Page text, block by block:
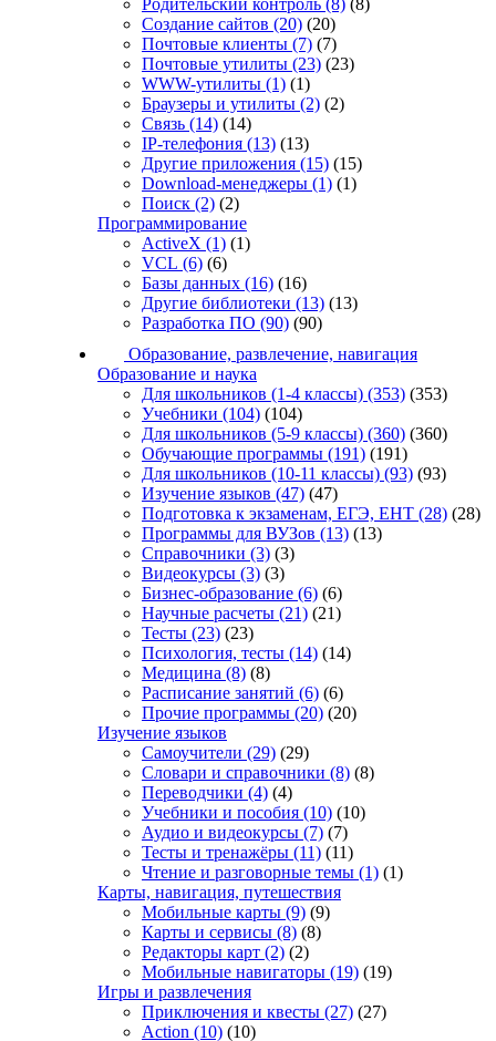
Создание сайтов (20) (20)
Почтовые клиенты (7) (7)
Почтовые утилиты (23) (23)
WWW-утилиты (1) (1)
Браузеры и утилиты (2) (2)
Связь (14) (14)
IP-телефония (13) (13)
Другие приложения (15) (15)
Download-менеджеры (1) (1)
Поиск (2) (2)
Программирование
ActiveX (1) (1)
VCL (6) (6)
Базы данных (16) (16)
Другие библиотеки (13) (13)
Разработка ПО (90) (90)
Образование, развлечение, навигация
Образование и наука
Для школьников (1-4 классы) (353) (353)
Учебники (104) (104)
Для школьников (5-9 классы) (360) (360)
Обучающие программы (191) (191)
Для школьников (10-11 классы) (93) (93)
Изучение языков (47) (47)
Подготовка к экзаменам, ЕГЭ, ЕНТ (28) (28)
Программы для ВУЗов (13) (13)
Справочники (3) (3)
Видеокурсы (3) (3)
Бизнес-образование (6) (6)
Научные расчеты (21) (21)
Тесты (23) (23)
Психология, тесты (14) (14)
Медицина (8) (8)
Расписание занятий (6) (6)
Прочие программы (20) (20)
Изучение языков
Самоучители (29) (29)
Словари и справочники (8) (8)
Переводчики (4) (4)
Учебники и пособия (10) (10)
Аудио и видеокурсы (7) (7)
Тесты и тренажёры (11) (11)
Чтение и разговорные темы (1) (1)
Карты, навигация, путешествия
Мобильные карты (9) (9)
Карты и сервисы (8) (8)
Редакторы карт (2) (2)
Мобильные навигаторы (19) (19)
Игры и развлечения
Приключения и квесты (27) (27)
Action (10) (10)